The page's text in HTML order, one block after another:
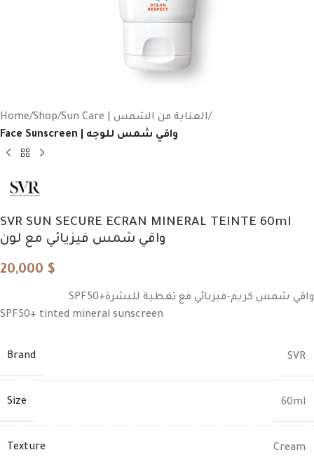
Home Shop
Sun Care | العناية من الشمس
Face Sunscreen | واقي شمس للوجه
SVR SUN SECURE ECRAN MINERAL TEINTE 60ml
واقي شمس فيزيائي مع لون
20,000 $
SPF50+واقي شمس كريم-فيزيائي مع تغطية للبشرة
SPF50+ tinted mineral sunscreen
Brand SVR
Size 60ml
Texture Cream